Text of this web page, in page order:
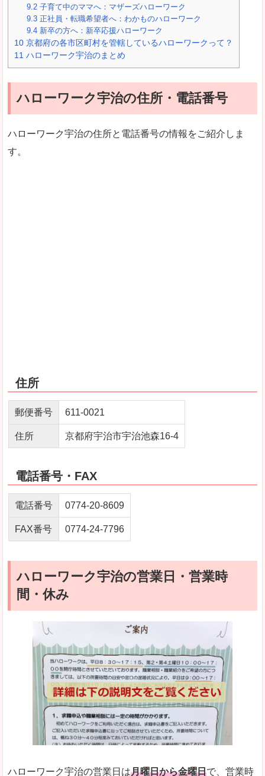
9.2 子育て中のママへ：マザーズハローワーク
9.3 正社員・転職希望者へ：わかものハローワーク
9.4 新卒の方へ：新卒応援ハローワーク
10 京都府の各市区町村を管轄しているハローワークって？
11 ハローワーク宇治のまとめ
ハローワーク宇治の住所・電話番号
ハローワーク宇治の住所と電話番号の情報をご紹介しま
す。
住所
郵便番号 611-0021
住所 京都府宇治市宇治池森16-4
電話番号・FAX
電話番号 0774-20-8609
FAX番号 0774-24-7796
ハローワーク宇治の営業日・営業時
間・休み
ハローワーク宇治の営業日は月曜日から金曜日で、営業時